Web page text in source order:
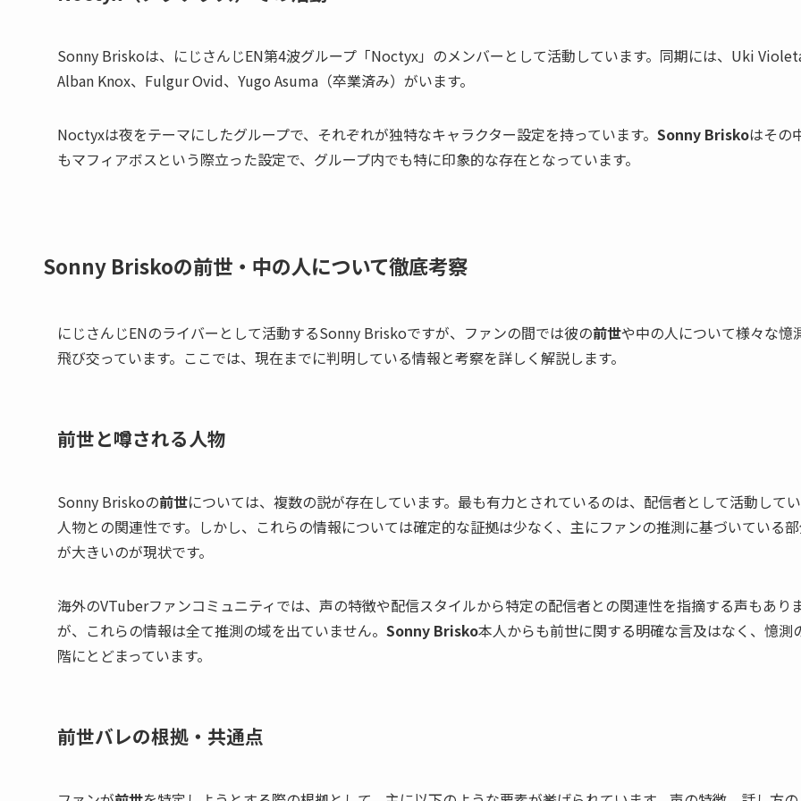
Sonny Briskoは、にじさんじEN第4波グループ「Noctyx」のメンバーとして活動しています。同期には、Uki Violeta
Alban Knox、Fulgur Ovid、Yugo Asuma（卒業済み）がいます。
Noctyxは夜をテーマにしたグループで、それぞれが独特なキャラクター設定を持っています。 Sonny Briskoはその
もマフィアボスという際立った設定で、グループ内でも特に印象的な存在となっています。
Sonny Briskoの前世・中の人について徹底考察
にじさんじENのライバーとして活動するSonny Briskoですが、ファンの間では彼の前世や中の人について様々な憶
飛び交っています。ここでは、現在までに判明している情報と考察を詳しく解説します。
前世と噂される人物
Sonny Briskoの前世については、複数の説が存在しています。最も有力とされているのは、配信者として活動して
人物との関連性です。しかし、これらの情報については確定的な証拠は少なく、主にファンの推測に基づいている
が大きいのが現状です。
海外のVTuberファンコミュニティでは、声の特徴や配信スタイルから特定の配信者との関連性を指摘する声もあり
が、これらの情報は全て推測の域を出ていません。 Sonny Brisko本人からも前世に関する明確な言及はなく、憶測
階にとどまっています。
前世バレの根拠・共通点